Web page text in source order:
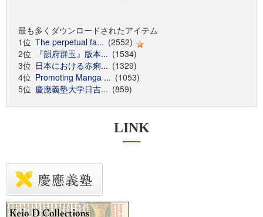
最も多くダウンロードされたアイテム
1位 The perpetual fa... (2552)
2位
『韻府群玉』版本... (1534)
3位 日本における赤痢... (1329)
4位 Promoting Manga ... (1053)
5位 慶應義塾大学日吉... (859)
LINK